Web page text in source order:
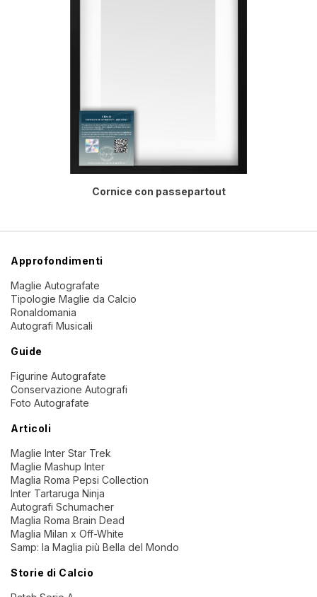
Cornice con passepartout
Approfondimenti
Maglie Autografate
Tipologie Maglie da Calcio
Ronaldomania
Autografi Musicali
Guide
Figurine Autografate
Conservazione Autografi
Foto Autografate
Articoli
Maglie Inter Star Trek
Maglie Mashup Inter
Maglia Roma Pepsi Collection
Inter Tartaruga Ninja
Autografi Schumacher
Maglia Roma Brain Dead
Maglia Milan x Off-White
Samp: la Maglia più Bella del Mondo
Storie di Calcio